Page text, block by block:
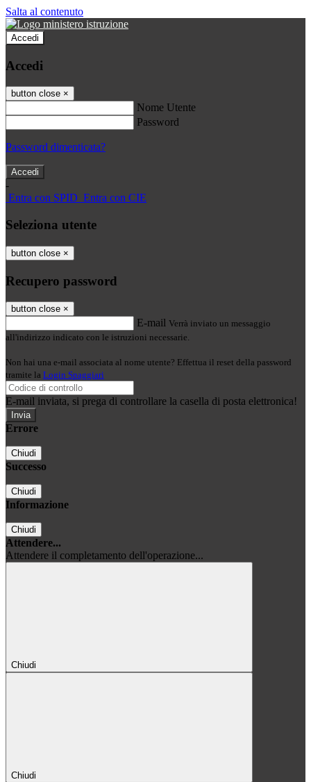
Salta al contenuto
Accedi
Accedi
button close ×
Nome Utente
Password
Password dimenticata?
-
Entra con SPID Entra con CIE
Seleziona utente
button close ×
Recupero password
button close ×
E-mail Verrà inviato un messaggio
all'indirizzo indicato con le istruzioni necessarie.
Non hai una e-mail associata al nome utente? Effettua il reset della password
tramite la Login Spaggiari
E-mail inviata, si prega di controllare la casella di posta elettronica!
Errore
Chiudi
Successo
Chiudi
Informazione
Chiudi
Attendere...
Attendere il completamento dell'operazione...
Chiudi
Chiudi